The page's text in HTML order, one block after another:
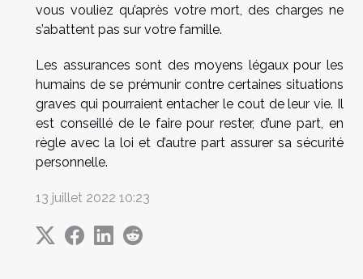
vous vouliez qu’après votre mort, des charges ne
s’abattent pas sur votre famille.
Les assurances sont des moyens légaux pour les
humains de se prémunir contre certaines situations
graves qui pourraient entacher le cout de leur vie. Il
est conseillé de le faire pour rester, d’une part, en
règle avec la loi et d’autre part assurer sa sécurité
personnelle.
13 juillet 2022 10:23